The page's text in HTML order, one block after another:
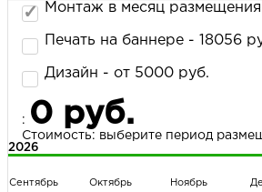
Монтаж в месяц
Печать на баннере - 18056
Дизайн - от 5000 руб.
: 0 руб.
Стоимость: выберите период
2026
Сентябрь Октябрь Ноябрь